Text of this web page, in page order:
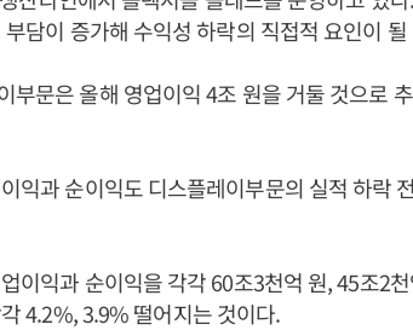
담이 증가해 수익성 하락의 직접적 요인이
부문은 올해 영업이익 4조 원을 거둘 것으로
익과 순이익도 디스플레이부문의 실적 하락
이익과 순이익을 각각 60조3천억 원, 45조2
4.2%, 3.9% 떨어지는 것이다.